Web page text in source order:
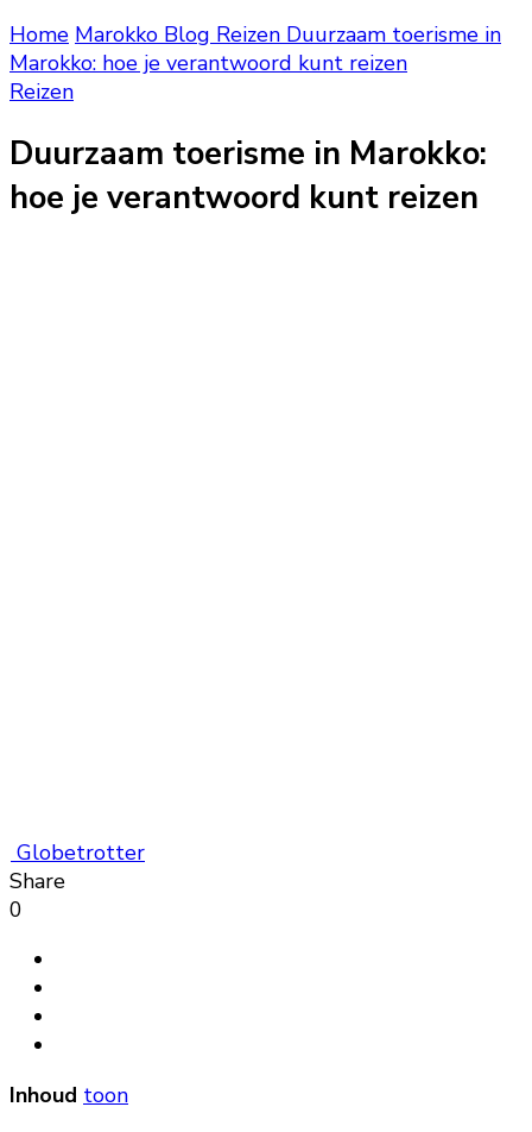
Home Marokko Blog Reizen Duurzaam toerisme in
Marokko: hoe je verantwoord kunt reizen
Reizen
Duurzaam toerisme in Marokko:
hoe je verantwoord kunt reizen
Globetrotter
Share
0
Inhoud toon